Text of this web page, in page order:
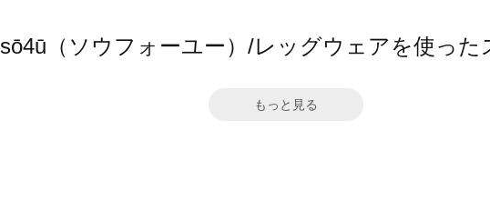
sō4ū（ソウフォーユー）/レッグウェアを使った
もっと見る